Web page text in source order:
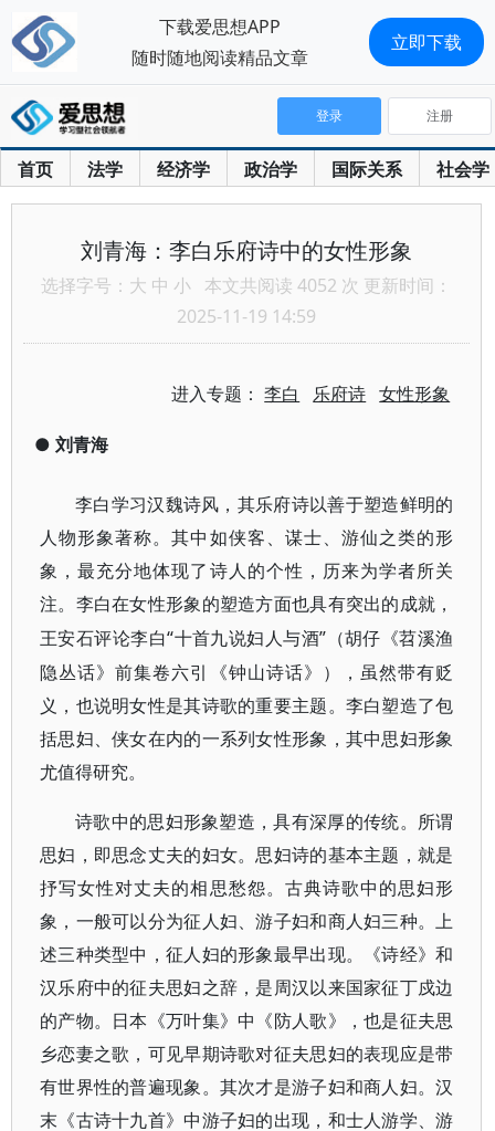
首页 法学 经济学 政治学 国际关系 社会学
登录 注册
刘青海：李白乐府诗中的女性形象
选择字号： 大 中 小 本文共阅读 4052 次 更新时间：
2025-11-19 14:59
进入专题：李白 乐府诗 女性形象
● 刘青海
李白学习汉魏诗风，其乐府诗以善于塑造鲜明的
人物形象著称。其中如侠客、谋士、游仙之类的形
象，最充分地体现了诗人的个性，历来为学者所关
注。李白在女性形象的塑造方面也具有突出的成就，
王安石评论李白“十首九说妇人与酒”（胡仔《苕溪渔
隐丛话》前集卷六引《钟山诗话》），虽然带有贬
义，也说明女性是其诗歌的重要主题。李白塑造了包
括思妇、侠女在内的一系列女性形象，其中思妇形象
尤值得研究。
诗歌中的思妇形象塑造，具有深厚的传统。所谓
思妇，即思念丈夫的妇女。思妇诗的基本主题，就是
抒写女性对丈夫的相思愁怨。古典诗歌中的思妇形
象，一般可以分为征人妇、游子妇和商人妇三种。上
述三种类型中，征人妇的形象最早出现。《诗经》和
汉乐府中的征夫思妇之辞，是周汉以来国家征丁戍边
的产物。日本《万叶集》中《防人歌》，也是征夫思
乡恋妻之歌，可见早期诗歌对征夫思妇的表现应是带
有世界性的普遍现象。其次才是游子妇和商人妇。汉
末《古诗十九首》中游子妇的出现，和士人游学、游
下载爱思想APP
随时随地阅读精品文章
立即下载